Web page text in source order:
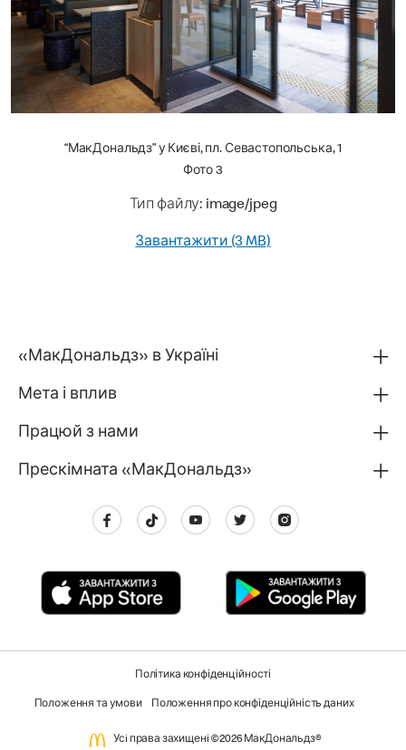
“МакДональдз” у Києві, пл. Севастопольська, 1
Фото 3
Тип файлу: image/jpeg
Завантажити (3 MB)
«МакДональдз» в Україні
Мета і вплив
Працюй з нами
Прескімната «МакДональдз»
Політика конфіденційності
Положення та умови Положення про конфіденційність даних
Усi права захищенi ©2026 МакДональдз®